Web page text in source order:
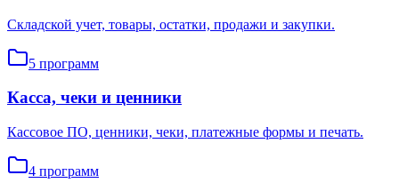
Складской учет, товары, остатки, продажи и закупки.
5 программ
Касса, чеки и ценники
Кассовое ПО, ценники, чеки, платежные формы и печать.
4 программ